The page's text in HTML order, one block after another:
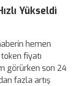
Yükseldi
hemen
fiyatı
görürken son 24
fazla artış